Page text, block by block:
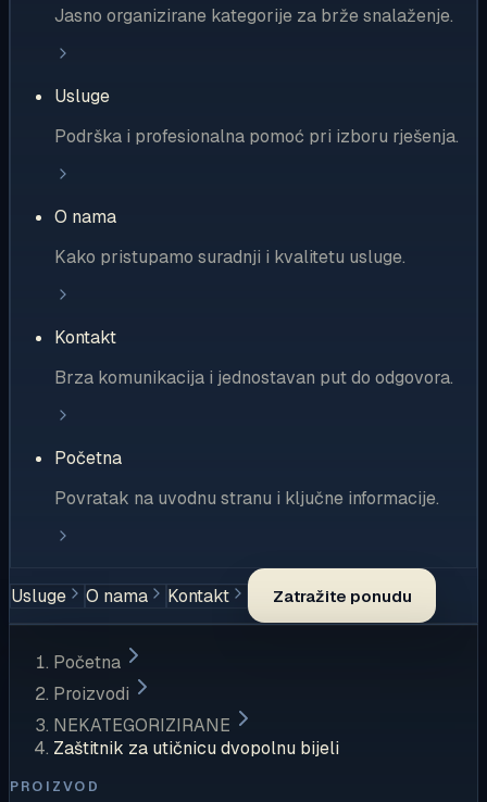
Jasno organizirane kategorije za brže snalaženje.
Usluge
Podrška i profesionalna pomoć pri izboru rješenja.
O nama
Kako pristupamo suradnji i kvalitetu usluge.
Kontakt
Brza komunikacija i jednostavan put do odgovora.
Početna
Povratak na uvodnu stranu i ključne informacije.
Usluge O nama Kontakt Zatražite ponudu
Početna
Proizvodi
NEKATEGORIZIRANE
Zaštitnik za utičnicu dvopolnu bijeli
PROIZVOD